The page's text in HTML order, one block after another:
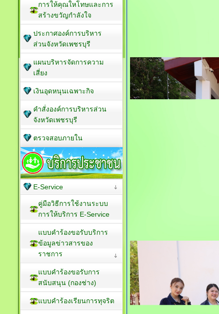
การให้คุณใหโทษและการ
สร้างขวัญกำลังใจ
ประกาศองค์การบริหาร
ส่วนจังหวัดเพชรบุรี
แผนบริหารจัดการความ
เสี่ยง
เงินอุดหนุนเฉพาะกิจ
คำสั่งองค์การบริหารส่วน
จังหวัดเพชรบุรี
ตรวจสอบภายใน
E-Service
คู่มือวิธีการใช้งานระบบ
การให้บริการ E-Service
แบบคำร้องขอรับบริการ
ข้อมูลข่าวสารของ
ราชการ
แบบคำร้องขอรับการ
สนับสนุน (กองช่าง)
แบบคำร้องเรียนการทุจริต